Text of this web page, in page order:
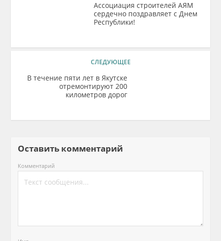
Ассоциация строителей АЯМ
сердечно поздравляет с Днем
Республики!
СЛЕДУЮЩЕЕ
В течение пяти лет в Якутске
отремонтируют 200
километров дорог
Оставить комментарий
Комментарий